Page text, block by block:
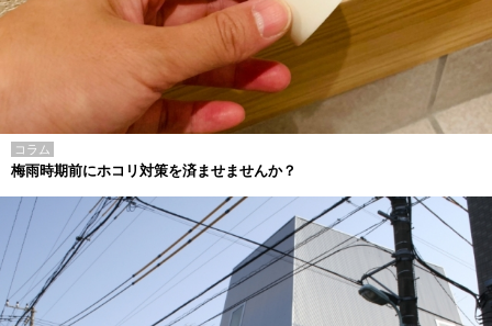
コラム
梅雨時期前にホコリ対策を済ませませんか？